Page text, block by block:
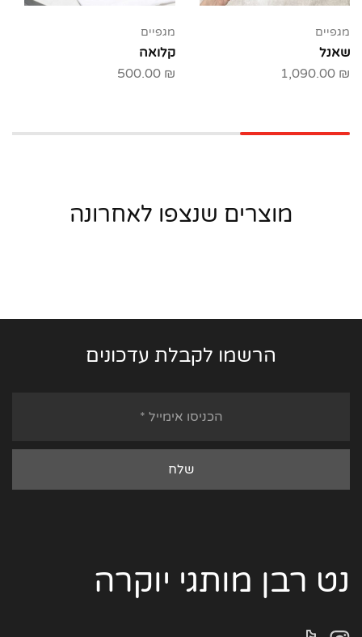
מגפיים
שאנל
1,090.00 ₪
מגפיים
קלואה
500.00 ₪
מוצרים שנצפו לאחרונה
הרשמו לקבלת עדכונים
נט רבן מותגי יוקרה